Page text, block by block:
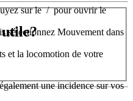
sur le/pour ouvrir le
sélectionnez Mouvement dans
et la locomotion de votre
une incidence sur vos